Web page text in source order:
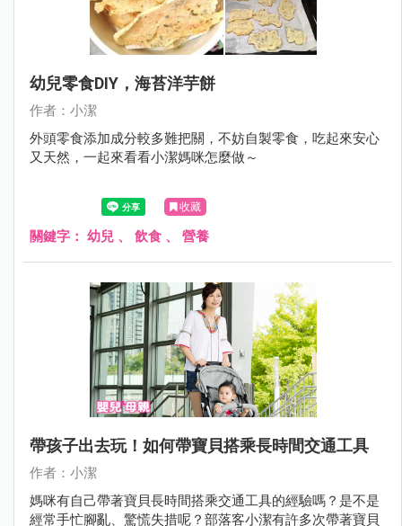
幼兒零食DIY，海苔洋芋餅
作者：小潔
外頭零食添加成分較多難把關，不妨自製零食，吃起來安心
又天然，一起來看看小潔媽咪怎麼做～
收藏
關鍵字： 幼兒 、 飲食 、 營養
帶孩子出去玩！如何帶寶貝搭乘長時間交通工具
作者：小潔
媽咪有自己帶著寶貝長時間搭乘交通工具的經驗嗎？是不是
經常手忙腳亂、驚慌失措呢？部落客小潔有許多次帶著寶貝